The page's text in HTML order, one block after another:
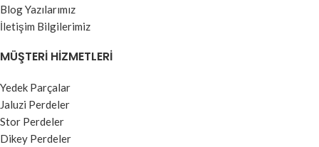
Blog Yazılarımız
İletişim Bilgilerimiz
MÜŞTERI HIZMETLERI
Yedek Parçalar
Jaluzi Perdeler
Stor Perdeler
Dikey Perdeler